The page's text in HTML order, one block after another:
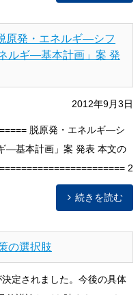
原発・エネルギ―シフ
ルギ―基本計画」案 発
2012年9月3日
脱原発・エネルギ―シ
―基本計画」案 発表 本文の
2
続きを読む
の選択肢
定されました。今後の具体